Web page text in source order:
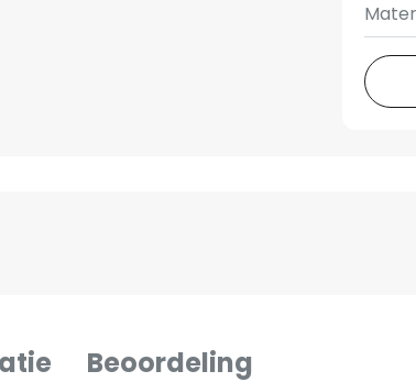
Beoordeling